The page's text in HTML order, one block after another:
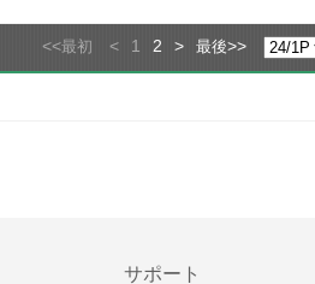
<<最初 < 1 2 > 最後>>
サポート